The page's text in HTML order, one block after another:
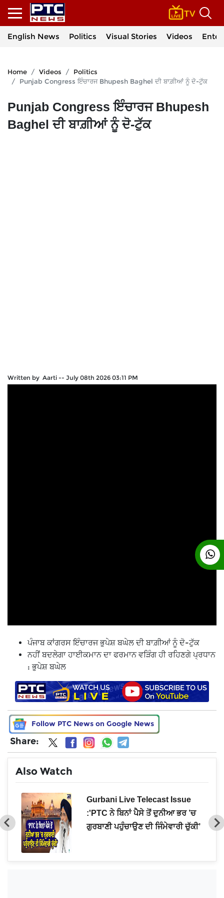
English News Politics Visual Stories Videos
Home Videos
Politics
Punjab Congress ਇੰਚਾਰਜ Bhupesh Baghel ਦੀ ਬਾਗ਼ੀਆਂ ਨੂੰ ਦੋ-ਟੁੱਕ
Punjab Congress ਇੰਚਾਰਜ Bhupesh
Baghel ਦੀ ਬਾਗ਼ੀਆਂ ਨੂੰ ਦੋ-ਟੁੱਕ
Written by Aarti -- July 08th 2026 03:11 PM
ਪੰਜਾਬ ਕਾਂਗਰਸ ਇੰਚਾਰਜ ਭੁਪੇਸ਼ ਬਘੇਲ ਦੀ ਬਾਗ਼ੀਆਂ ਨੂੰ ਦੋ-ਟੁੱਕ
ਨਹੀਂ ਬਦਲੇਗਾ ਹਾਈਕਮਾਨ ਦਾ ਫਰਮਾਨ ਵੜਿੰਗ ਹੀ ਰਹਿਣਗੇ ਪ੍ਰਧਾਨ
: ਭੁਪੇਸ਼ ਬਘੇਲ
Follow PTC News on Google News
Share:
Also Watch
Gurbani Live Telecast Issue
:'PTC ਨੇ ਬਿਨਾਂ ਪੈਸੇ ਤੋਂ ਦੁਨੀਆ ਭਰ ’ਚ
ਗੁਰਬਾਣੀ ਪਹੁੰਚਾਉਣ ਦੀ ਜਿੰਮੇਵਾਰੀ ਚੁੱਕੀ’